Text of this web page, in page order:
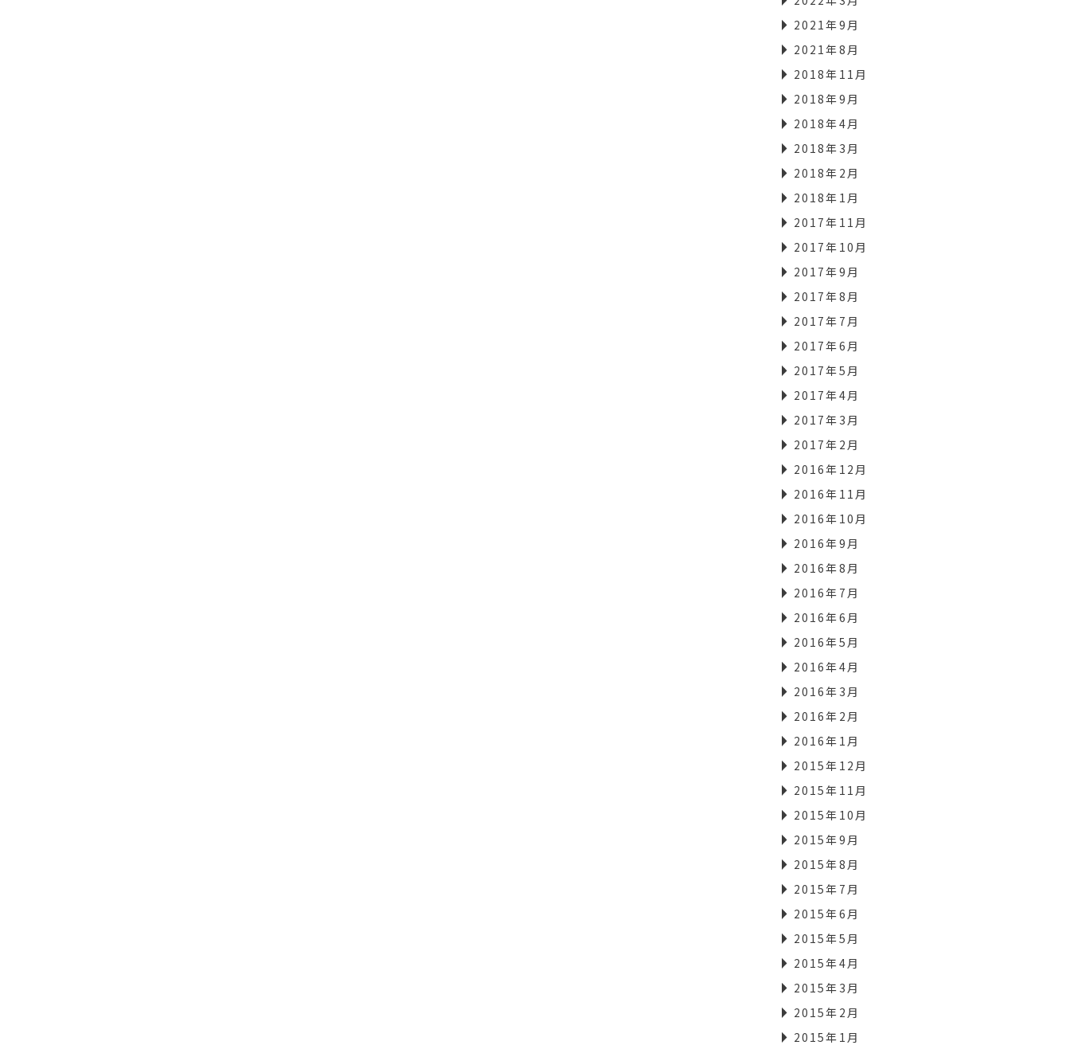
2021年9月
2021年8月
2018年11月
2018年9月
2018年4月
2018年3月
2018年2月
2018年1月
2017年11月
2017年10月
2017年9月
2017年8月
2017年7月
2017年6月
2017年5月
2017年4月
2017年3月
2017年2月
2016年12月
2016年11月
2016年10月
2016年9月
2016年8月
2016年7月
2016年6月
2016年5月
2016年4月
2016年3月
2016年2月
2016年1月
2015年12月
2015年11月
2015年10月
2015年9月
2015年8月
2015年7月
2015年6月
2015年5月
2015年4月
2015年3月
2015年2月
2015年1月